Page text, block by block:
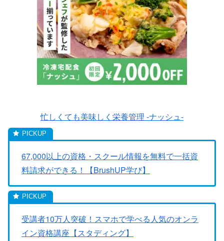
忙しくても美味しく栄養管理 -ナッシュ-
67,000以上の資格・スクール情報を無料で一括資
料請求ができる！【BrushUP学び】
受講者10万人突破！スマホで学べる人気のオンラ
イン資格講座【スタディング】